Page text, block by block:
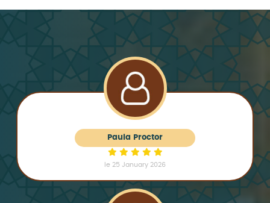
Paula Proctor
le 25 January 2026